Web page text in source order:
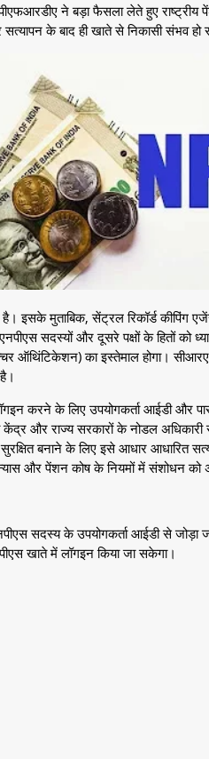
ने बड़ा फैसला लेते हुए राष्ट्रीय
सत्यापन के बाद ही खाते से निकासी संभव
है। इसके मुताबिक, सेंट्रल रिकॉर्ड
सदस्यों और दूसरे पक्षों के हितों
ऑथिंटिकेशन) का इस्तेमाल होगा।
करने के लिए उपयोगकर्ता आईडी और
और राज्य सरकारों के नोडल
बनाने के लिए इसे आधार आधारित
और पेंशन कोष के नियमों में संशोधन को
सदस्य के उपयोगकर्ता आईडी से
खाते में लॉगइन किया जा सकेगा।